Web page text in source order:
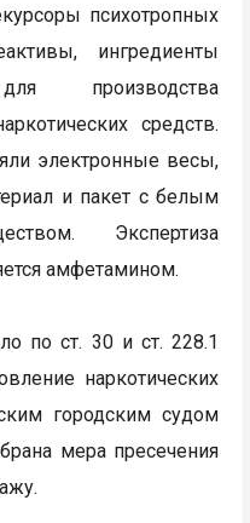
психотропных
ингредиенты
производства
средств.
электронные весы,
и пакет с белым
Экспертиза
амфетамином.
по ст. 30 и ст. 228.1
наркотических
городским судом
мера пресечения